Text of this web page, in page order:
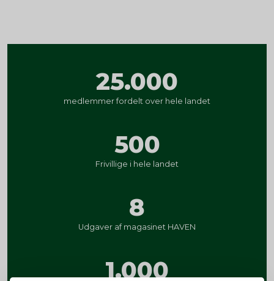
25.000
medlemmer fordelt over hele landet
500
Frivillige i hele landet
8
Udgaver af magasinet HAVEN
1.000